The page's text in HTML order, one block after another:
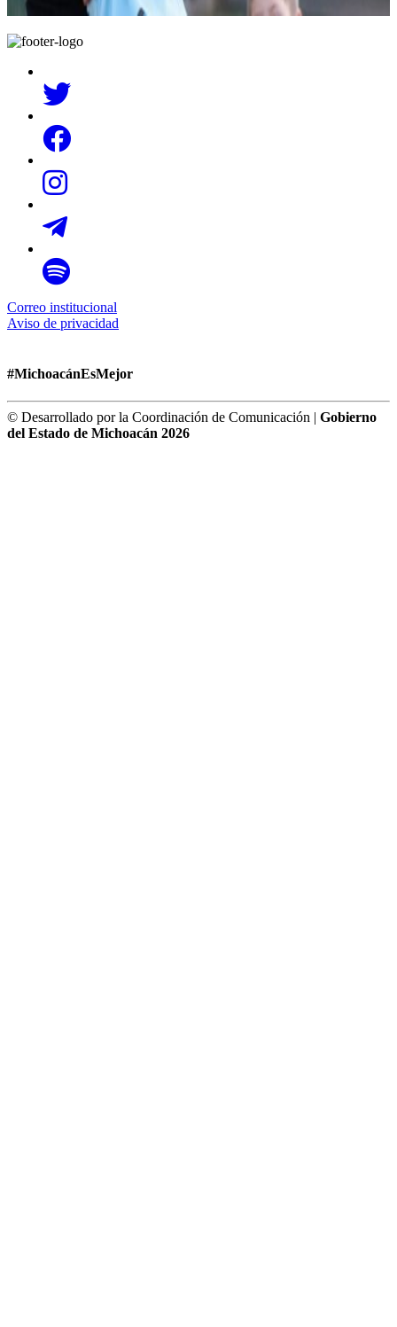
Correo institucional
Aviso de privacidad
#MichoacánEsMejor
© Desarrollado por la Coordinación de Comunicación | Gobierno
del Estado de Michoacán 2026